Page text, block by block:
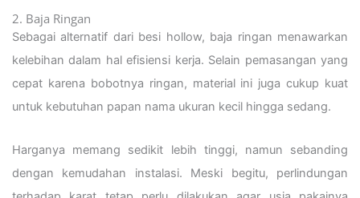
2. Baja Ringan
Sebagai alternatif dari besi hollow, baja ringan menawarkan
kelebihan dalam hal efisiensi kerja. Selain pemasangan yang
cepat karena bobotnya ringan, material ini juga cukup kuat
untuk kebutuhan papan nama ukuran kecil hingga sedang.
Harganya memang sedikit lebih tinggi, namun sebanding
dengan kemudahan instalasi. Meski begitu, perlindungan